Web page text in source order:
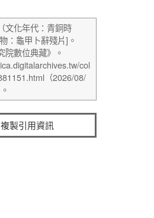
複製引用資訊